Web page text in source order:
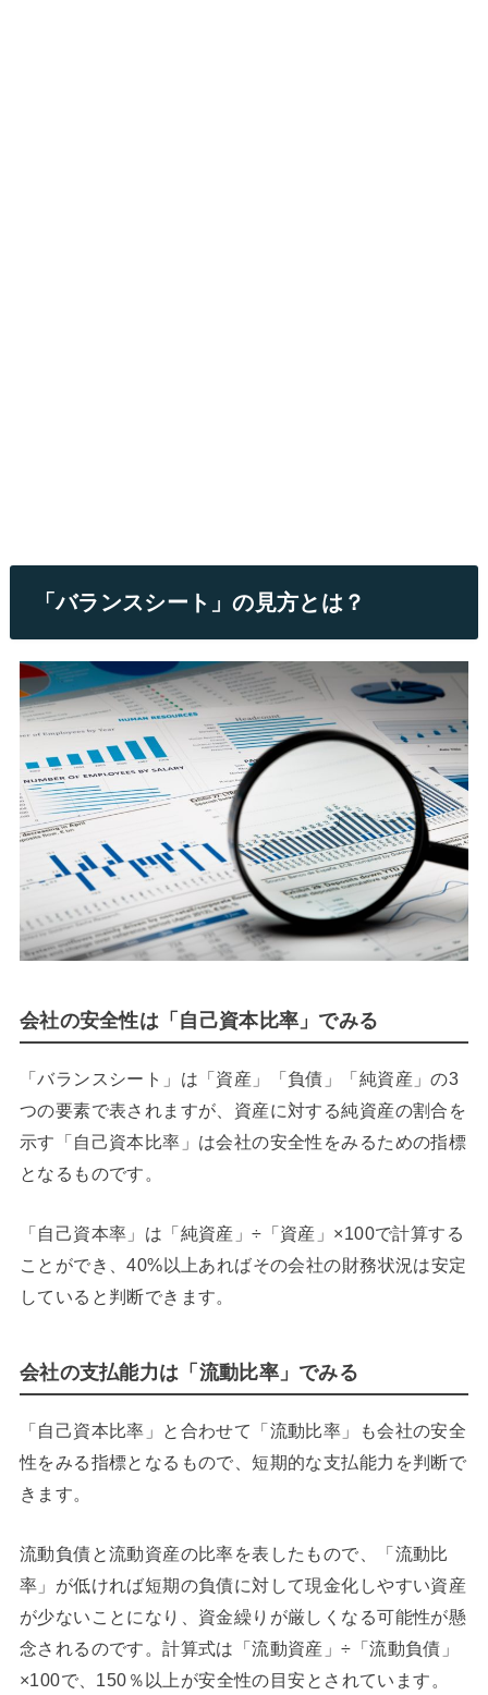
「バランスシート」の見方とは？
会社の安全性は「自己資本比率」でみる
「バランスシート」は「資産」「負債」「純資産」の3
つの要素で表されますが、資産に対する純資産の割合を
示す「自己資本比率」は会社の安全性をみるための指標
となるものです。
「自己資本率」は「純資産」÷「資産」×100で計算する
ことができ、40%以上あればその会社の財務状況は安定
していると判断できます。
会社の支払能力は「流動比率」でみる
「自己資本比率」と合わせて「流動比率」も会社の安全
性をみる指標となるもので、短期的な支払能力を判断で
きます。
流動負債と流動資産の比率を表したもので、「流動比
率」が低ければ短期の負債に対して現金化しやすい資産
が少ないことになり、資金繰りが厳しくなる可能性が懸
念されるのです。計算式は「流動資産」÷「流動負債」
×100で、150％以上が安全性の目安とされています。